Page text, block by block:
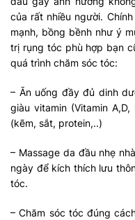
của rất nhiều người.
mạnh, bồng bềnh như ý
trị rụng tóc phù hợp bạn
quá trình chăm sóc tóc:
– Ăn uống đầy đủ dinh
giàu vitamin (Vitamin
(kẽm, sắt, protein,..)
– Massage da đầu nhẹ
ngày để kích thích lưu
tóc.
– Chăm sóc tóc đúng